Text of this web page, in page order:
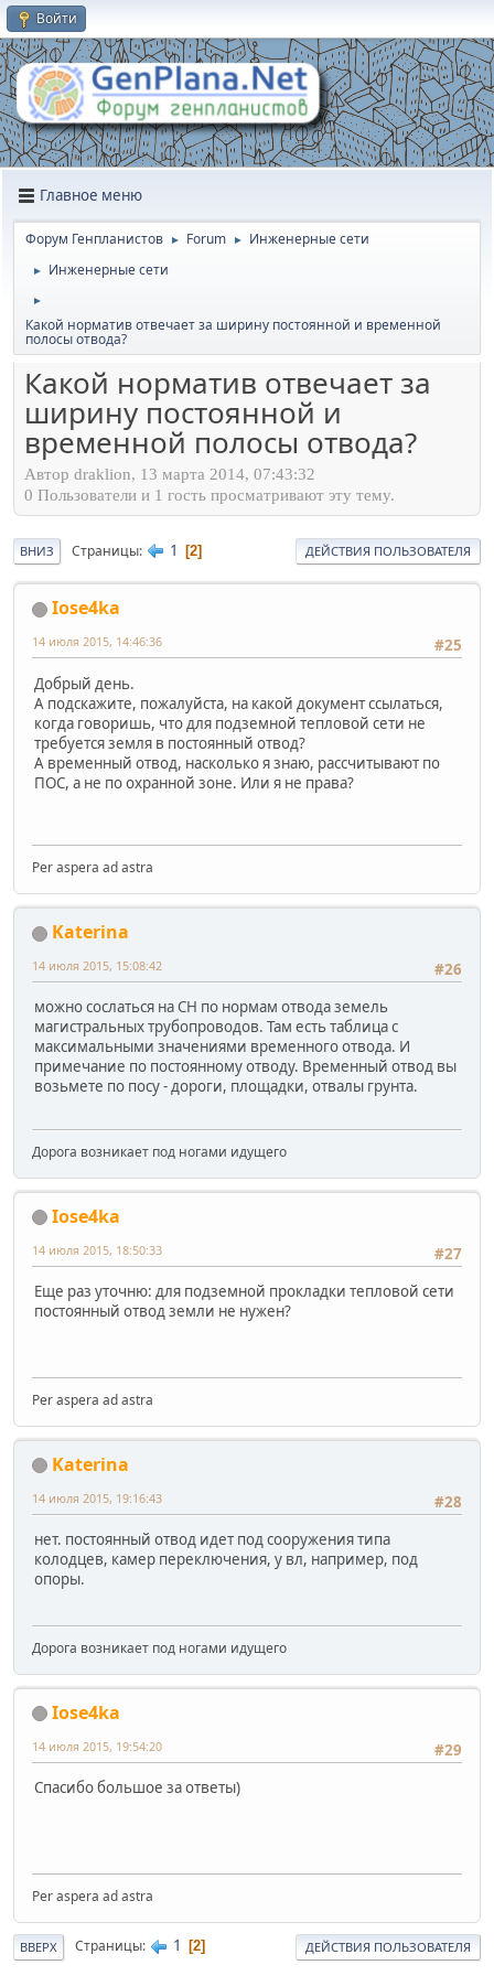
Войти
Главное меню
Форум Генпланистов ► Forum ► Инженерные сети
► Инженерные сети
►
Какой норматив отвечает за ширину постоянной и временной
полосы отвода?
Какой норматив отвечает за
ширину постоянной и
временной полосы отвода?
Автор draklion, 13 марта 2014, 07:43:32
0 Пользователи и 1 гость просматривают эту тему.
ВНИЗ Страницы 1 2 ДЕЙСТВИЯ ПОЛЬЗОВАТЕЛЯ
Iose4ka
#25
14 июля 2015, 14:46:36
Добрый день.
А подскажите, пожалуйста, на какой документ ссылаться,
когда говоришь, что для подземной тепловой сети не
требуется земля в постоянный отвод?
А временный отвод, насколько я знаю, рассчитывают по
ПОС, а не по охранной зоне. Или я не права?
Per aspera ad astra
Katerina
#26
14 июля 2015, 15:08:42
можно сослаться на СН по нормам отвода земель
магистральных трубопроводов. Там есть таблица с
максимальными значениями временного отвода. И
примечание по постоянному отводу. Временный отвод вы
возьмете по посу - дороги, площадки, отвалы грунта.
Дорога возникает под ногами идущего
Iose4ka
#27
14 июля 2015, 18:50:33
Еще раз уточню: для подземной прокладки тепловой сети
постоянный отвод земли не нужен?
Per aspera ad astra
Katerina
#28
14 июля 2015, 19:16:43
нет. постоянный отвод идет под сооружения типа
колодцев, камер переключения, у вл, например, под
опоры.
Дорога возникает под ногами идущего
Iose4ka
#29
14 июля 2015, 19:54:20
Спасибо большое за ответы)
Per aspera ad astra
ВВЕРХ Страницы 1 2 ДЕЙСТВИЯ ПОЛЬЗОВАТЕЛЯ